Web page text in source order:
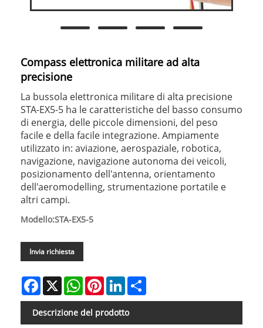
Compass elettronica militare ad alta
precisione
La bussola elettronica militare di alta precisione
STA-EX5-5 ha le caratteristiche del basso consumo
di energia, delle piccole dimensioni, del peso
facile e della facile integrazione. Ampiamente
utilizzato in: aviazione, aerospaziale, robotica,
navigazione, navigazione autonoma dei veicoli,
posizionamento dell'antenna, orientamento
dell'aeromodelling, strumentazione portatile e
altri campi.
Modello:STA-EX5-5
Invia richiesta
Facebook
X WhatsAppPinterestLinkedIn
Descrizione del prodotto